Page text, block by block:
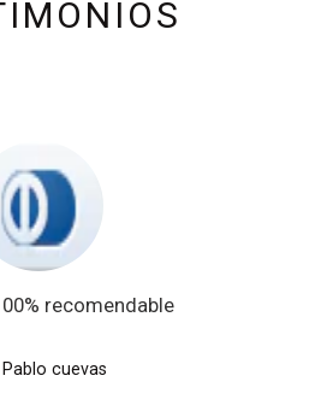
recomendable
Pablo cuevas